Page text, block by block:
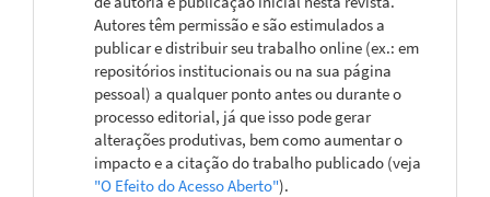
Autores têm permissão e são estimulados a
publicar e distribuir seu trabalho online (ex.: em
repositórios institucionais ou na sua página
pessoal) a qualquer ponto antes ou durante o
processo editorial, já que isso pode gerar
alterações produtivas, bem como aumentar o
impacto e a citação do trabalho publicado (veja
"O Efeito do Acesso Aberto").